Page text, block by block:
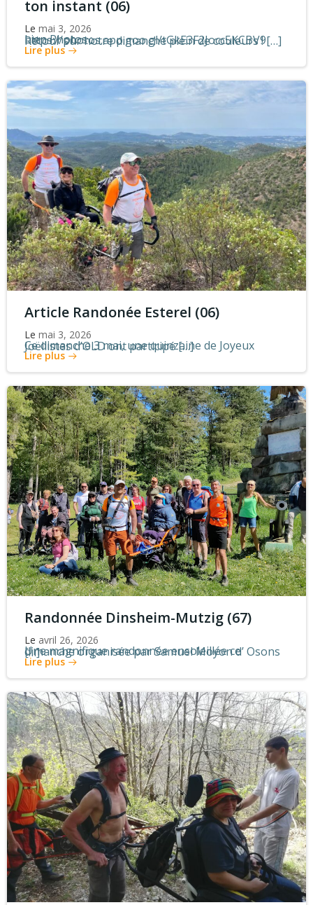
ton instant (06)
Le mai 3, 2026
Lien Photos : https://photos.app.goo.gl/tGkE3F2Jocc5KCBV9 Retour sur notre dimanche plein de couleurs ! […]
Lire plus
Article Randonée Esterel (06)
Le mai 3, 2026
Ce dimanche 3 mai, une quinzaine de Joyeux Joëllistes d’OLD ont participé […]
Lire plus
Randonnée Dinsheim-Mutzig (67)
Le avril 26, 2026
Une magnifique randonnée ensoleillée ce dimanche organisée par Samuel Moyon d’ Osons […]
Lire plus